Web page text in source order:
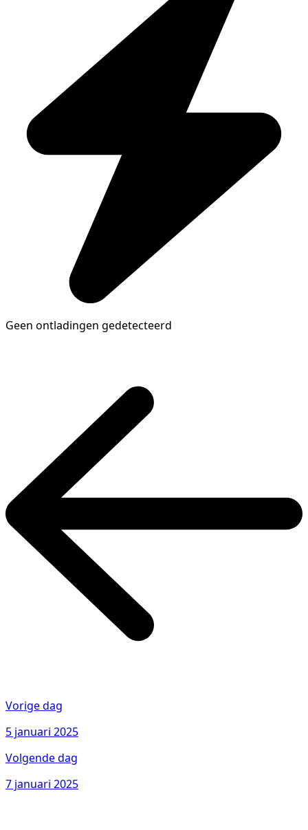
Geen ontladingen gedetecteerd
Vorige dag
5 januari 2025
Volgende dag
7 januari 2025